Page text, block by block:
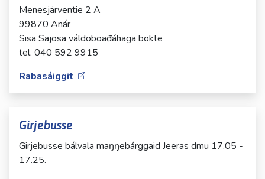
Menesjärventie 2 A
99870 Anár
Sisa Sajosa váldoboađáhaga bokte
Rabasáiggit
Girjebusse
Girjebusse bálvala maŋŋebárggaid Jeeras dmu 17.05 -
17.25.